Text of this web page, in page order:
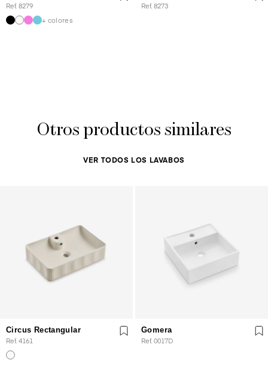
Ref. 8279
+ colores
Ref. 8273
Otros productos similares
VER TODOS LOS LAVABOS
Circus Rectangular
Ref. 4161
Gomera
Ref. 0017D